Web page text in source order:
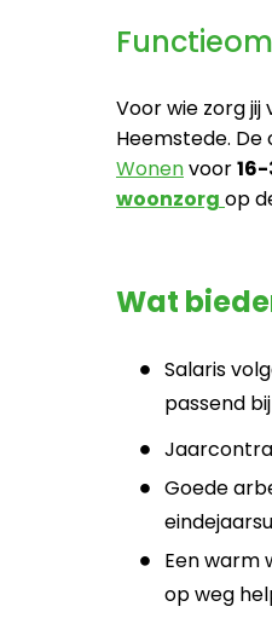
Voor wie zorg
Heemstede.
Wonenvoor
woonzorg op
Wat
Salaris
passend
Goede
Een warm
op weg